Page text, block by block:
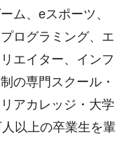
ム、eスポーツ、
ログラミング、エ
エイター、インフ
の専門スクール・
アカレッジ・大学
以上の卒業生を輩